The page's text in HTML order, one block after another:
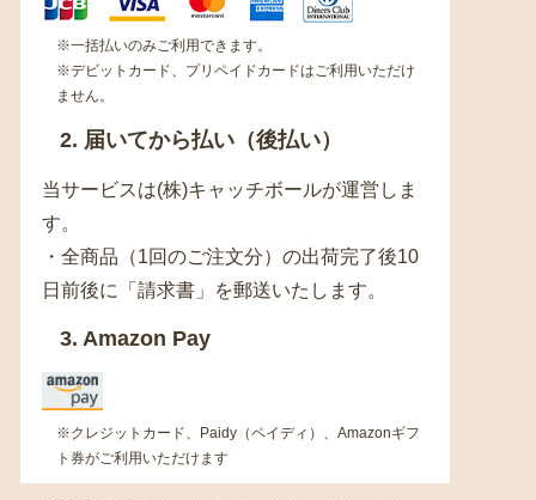
※一括払いのみご利用できます。
※デビットカード、プリペイドカードはご利用いただけ
ません。
2. 届いてから払い（後払い）
当サービスは(株)キャッチボールが運営しま
す。
・全商品（1回のご注文分）の出荷完了後10
日前後に「請求書」を郵送いたします。
3. Amazon Pay
※クレジットカード、Paidy（ペイディ）、Amazonギフ
ト券がご利用いただけます